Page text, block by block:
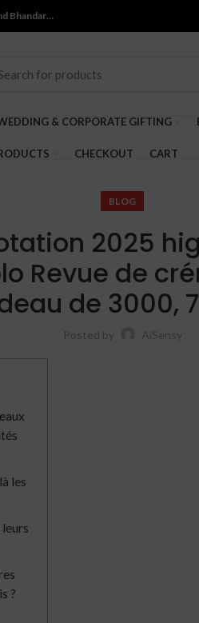
Bhandar…
& CORPORATE GIFTING
CHECKOUT CART
BLOG
2025
Revue de
de 3000,
Posted by AiSensy
les
leurs
?